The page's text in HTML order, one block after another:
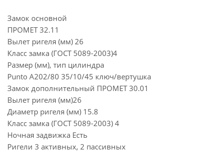
Замок основной
ПРОМЕТ 32.11
Вылет ригеля (мм) 26
Класс замка (ГОСТ 5089-2003)4
Размер (мм), тип цилиндра
Punto A202/80 35/10/45 ключ/вертушка
Замок дополнительный ПРОМЕТ 30.01
Вылет ригеля (мм)26
Диаметр ригеля (мм) 15.8
Класс замка (ГОСТ 5089-2003) 4
Ночная задвижка Есть
Ригели 3 активных, 2 пассивных